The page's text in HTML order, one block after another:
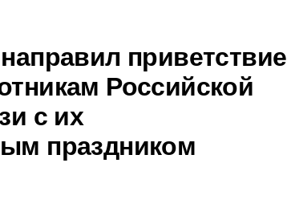
приветствие
Российской
с их
праздником